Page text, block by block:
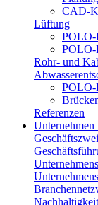
CAD-
Lüftung
POLO-
Rohr- und
POLO-
Referenzen
Unternehmen